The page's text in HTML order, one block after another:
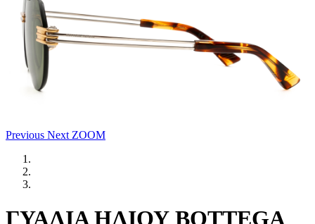
Previous Next ZOOM
ΓΥΑΛΙΑ ΗΛΙΟΥ BOTTEGA